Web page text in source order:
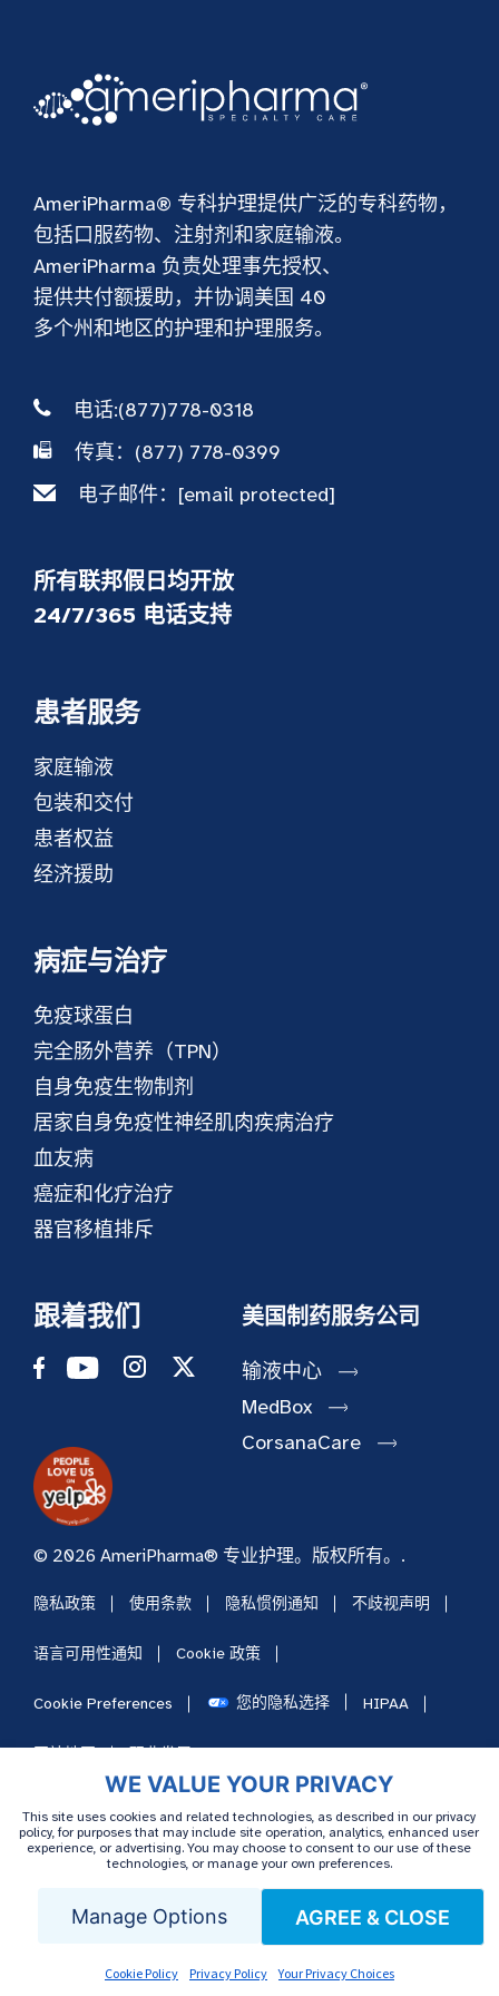
WE VALUE YOUR PRIVACY
This site uses cookies and related technologies, as described in our privacy
policy, for purposes that may include site operation, analytics, enhanced user
experience, or advertising. You may choose to consent to our use of these
technologies, or manage your own preferences.
Manage Options AGREE & CLOSE
Cookie Policy Privacy Policy Your Privacy Choices
AmeriPharma® 专科护理提供广泛的专科药物，
包括口服药物、注射剂和家庭输液。
AmeriPharma 负责处理事先授权、
提供共付额援助，并协调美国 40
多个州和地区的护理和护理服务。
电话:(877)778-0318
传真：(877) 778-0399
电子邮件： [email protected]
所有联邦假日均开放
24/7/365 电话支持
患者服务
家庭输液
包装和交付
患者权益
经济援助
病症与治疗
免疫球蛋白
完全肠外营养（TPN）
自身免疫生物制剂
居家自身免疫性神经肌肉疾病治疗
血友病
癌症和化疗治疗
器官移植排斥
跟着我们 美国制药服务公司
输液中心
MedBox
CorsanaCare
© 2026 AmeriPharma® 专业护理。版权所有。.
隐私政策 使用条款 隐私惯例通知 不歧视声明
语言可用性通知 Cookie 政策
Cookie Preferences 您的隐私选择 HIPAA
网站地图 职业发展